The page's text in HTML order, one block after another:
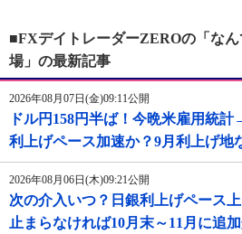
■FXデイトレーダーZEROの「な
場」の最新記事
2026年08月07日(金)09:11公開
ドル円158円半ば！今晩米雇用統
利上げペース加速か？9月利上げ地
2026年08月06日(木)09:21公開
次の介入いつ？日銀利上げペース
止まらなければ10月末～11月に追